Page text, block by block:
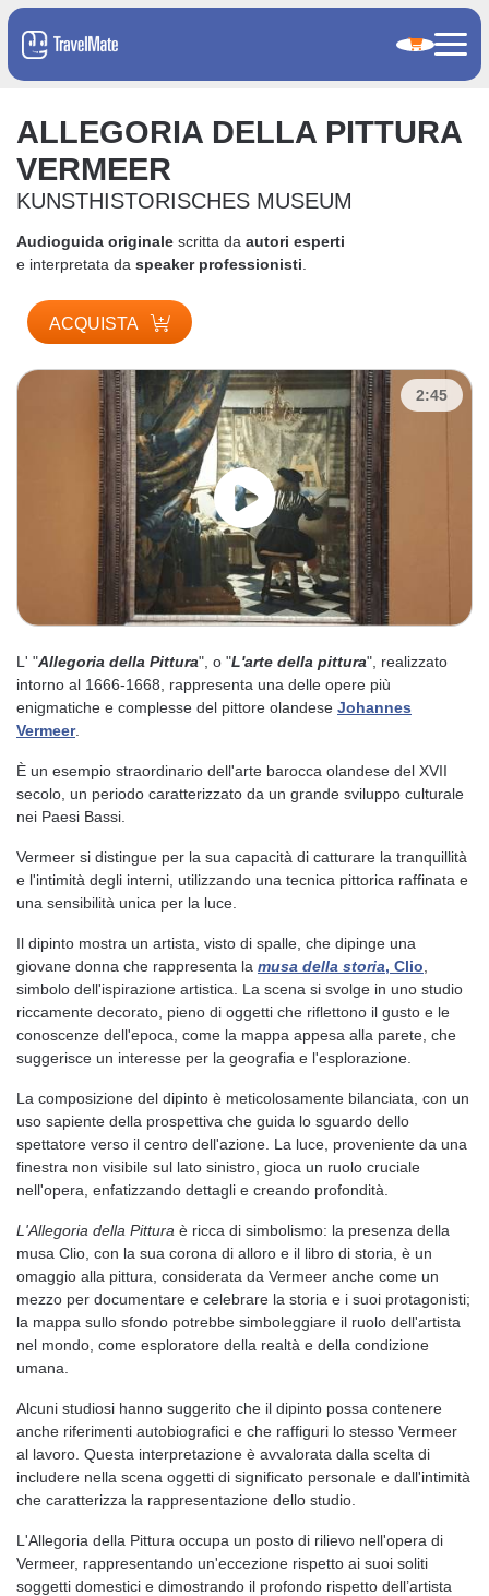
ALLEGORIA DELLA PITTURA
VERMEER
KUNSTHISTORISCHES MUSEUM
Audioguida originale scritta da autori esperti
e interpretata da speaker professionisti
ACQUISTA
2:45
L' "Allegoria della Pittura", o "L'arte della pittura", realizzato
intorno al 1666-1668, rappresenta una delle opere più
enigmatiche e complesse del pittore olandese Johannes
Vermeer.
È un esempio straordinario dell'arte barocca olandese del XVII
secolo, un periodo caratterizzato da un grande sviluppo culturale
nei Paesi Bassi.
Vermeer si distingue per la sua capacità di catturare la tranquillità
e l'intimità degli interni, utilizzando una tecnica pittorica raffinata e
una sensibilità unica per la luce.
Il dipinto mostra un artista, visto di spalle, che dipinge una
giovane donna che rappresenta la musa della storia, Clio
simbolo dell'ispirazione artistica. La scena si svolge in uno studio
riccamente decorato, pieno di oggetti che riflettono il gusto e le
conoscenze dell'epoca, come la mappa appesa alla parete, che
suggerisce un interesse per la geografia e l'esplorazione.
La composizione del dipinto è meticolosamente bilanciata, con un
uso sapiente della prospettiva che guida lo sguardo dello
spettatore verso il centro dell'azione. La luce, proveniente da una
finestra non visibile sul lato sinistro, gioca un ruolo cruciale
nell'opera, enfatizzando dettagli e creando profondità.
L'Allegoria della Pittura è ricca di simbolismo: la presenza della
musa Clio, con la sua corona di alloro e il libro di storia, è un
omaggio alla pittura, considerata da Vermeer anche come un
mezzo per documentare e celebrare la storia e i suoi protagonisti;
la mappa sullo sfondo potrebbe simboleggiare il ruolo dell'artista
nel mondo, come esploratore della realtà e della condizione
umana.
Alcuni studiosi hanno suggerito che il dipinto possa contenere
anche riferimenti autobiografici e che raffiguri lo stesso Vermeer
al lavoro. Questa interpretazione è avvalorata dalla scelta di
includere nella scena oggetti di significato personale e dall'intimità
che caratterizza la rappresentazione dello studio.
L'Allegoria della Pittura occupa un posto di rilievo nell'opera di
Vermeer, rappresentando un'eccezione rispetto ai suoi soliti
soggetti domestici e dimostrando il profondo rispetto dell’artista